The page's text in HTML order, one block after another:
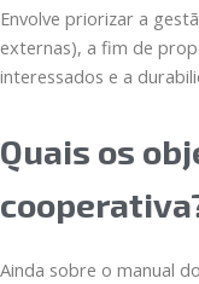
Envolve priorizar a
externas), a fim de
interessados e a
Quais os
Ainda sobre o manual